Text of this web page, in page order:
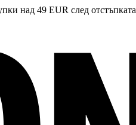
над 49 EUR след отстъпката